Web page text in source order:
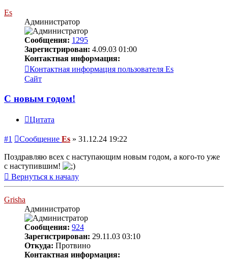
Es
Администратор
Сообщения: 1295
Зарегистрирован: 4.09.03 01:00
Контактная информация:
Контактная информация пользователя Es
Сайт
С новым годом!
Цитата
#1 Сообщение Es » 31.12.24 19:22
Поздравляю всех с наступающим новым годом, а кого-то уже
с наступившим!
Вернуться к началу
Grisha
Администратор
Сообщения: 924
Зарегистрирован: 29.11.03 03:10
Откуда: Протвино
Контактная информация: